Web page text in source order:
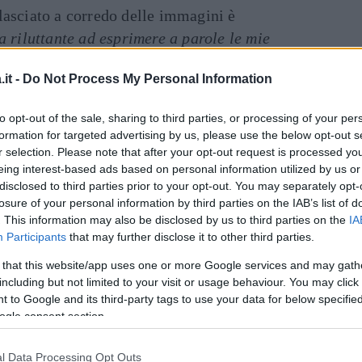
- Do Not Process My Personal Information
opt-out of the sale, sharing to third parties, or processing of your
for targeted advertising by us, please use the below opt-out
selection. Please note that after your opt-out request is processed
interest-based ads based on personal information utilized by us
to third parties prior to your opt-out. You may separately
of your personal information by third parties on the IAB’s list of
This information may also be disclosed by us to third parties on the
Participants that may further disclose it to other third parties.
that this website/app uses one or more Google services and may
but not limited to your visit or usage behaviour. You may
to Google and its third-party tags to use your data for below
consent section.
Data Processing Opt Outs
a corredo delle immagini è
riluttante ad esprimere a parole le mie
contemporaneamente entrambi i
di elaborare la scomparsa di Kobe, ma il
Gigi non tornerà più da me. È sbagliato.
giorno senza che la mia bambina abbia
fa impazzire, lei aveva davvero tanta voglia
Vanessa cerca di farsi forza
ha concluso il post con un messaggio rivolto
devo essere forte per le mie altre tre
non avere più al mio fianco Gigi e Kobe, ma
Bianka e Capri. Credo che siano
del processo di lutto. Volevo solo